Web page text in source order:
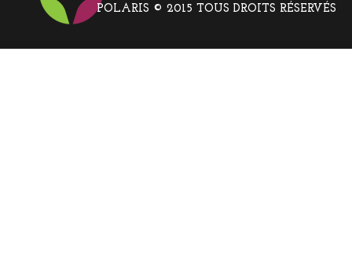
POLARIS © 2015 TOUS DROITS RÉSERVÉS